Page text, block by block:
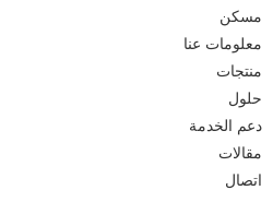
مسكن
معلومات عنا
منتجات
حلول
دعم الخدمة
مقالات
اتصال